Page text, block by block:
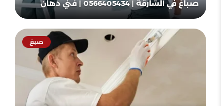
صباغ في الشارقة | 0566405434 | فني دهان
صبغ